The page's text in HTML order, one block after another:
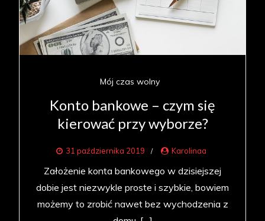
Mój czas wolny
Konto bankowe – czym się
kierować przy wyborze?
31 października 2019 Karolinaa
Założenie konta bankowego w dzisiejszej
dobie jest niezwykle proste i szybkie, bowiem
możemy to zrobić nawet bez wychodzenia z